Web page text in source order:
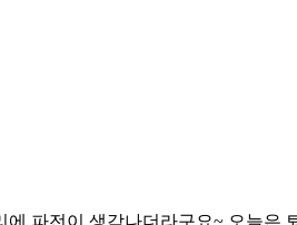
파전이 생각나더라구요~ 오늘